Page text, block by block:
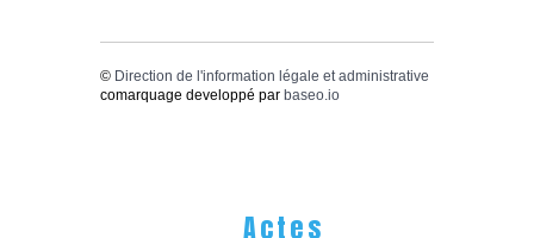
© Direction de l'information légale et administrative
comarquage developpé par baseo.io
Actes